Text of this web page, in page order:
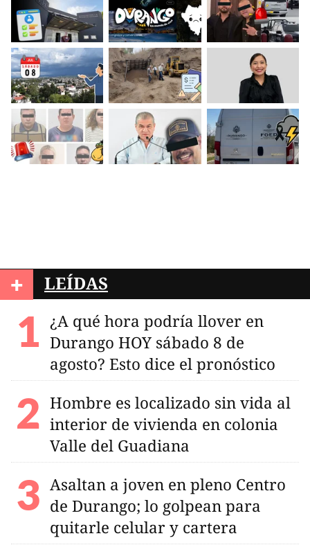
+ LEÍDAS
¿A qué hora podría llover en
Durango HOY sábado 8 de
agosto? Esto dice el pronóstico
Hombre es localizado sin vida al
interior de vivienda en colonia
Valle del Guadiana
Asaltan a joven en pleno Centro
de Durango; lo golpean para
quitarle celular y cartera